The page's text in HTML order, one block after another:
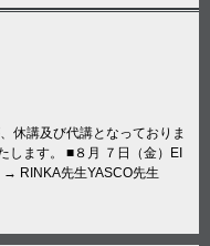
休講及び代講となっておりま
します。 ■８月 ７日（金）EI
RINKA先生YASCO先生